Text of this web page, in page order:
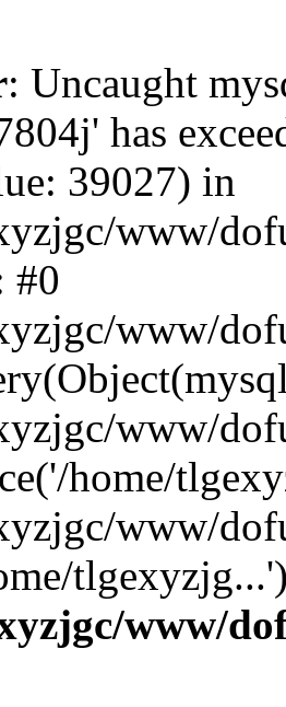
: Uncaught
has
39027) in
www/
#0
www/
www/
home/
www/
www/